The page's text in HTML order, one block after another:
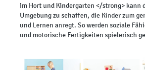
im Hort und Kindergarten </strong> kann
Umgebung zu schaffen, die Kinder zum
und Lernen anregt. So werden soziale
und motorische Fertigkeiten spielerisch